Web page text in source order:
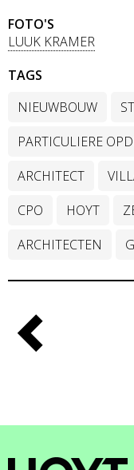
FOTO'S
LUUK KRAMER
TAGS
NIEUWBOUW
PARTICULIERE
ARCHITECT
CPO
HOYT
ARCHITECTEN